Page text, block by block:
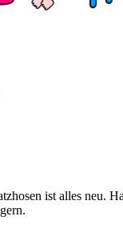
ist alles neu.